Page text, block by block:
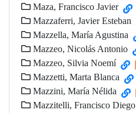
Maza, Francisco Javier
Mazzaferri, Javier Esteban
Mazzella, María Agustina
Mazzeo, Nicolás Antonio
Mazzeo, Silvia Noemí
Mazzetti, Marta Blanca
Mazzini, María Nélida
Mazzitelli, Francisco Diego